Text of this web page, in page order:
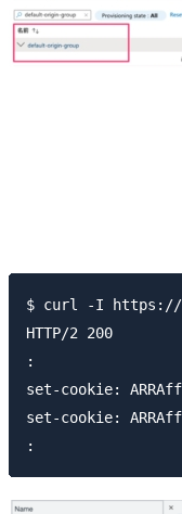
$ curl -I https://
HTTP/2 200
:
set-cookie:
set-cookie: